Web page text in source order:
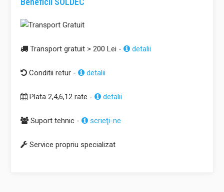
Transport gratuit > 200 Lei - detalii
Conditii retur - detalii
Plata 2,4,6,12 rate - detalii
Suport tehnic - scrieţi-ne
Service propriu specializat